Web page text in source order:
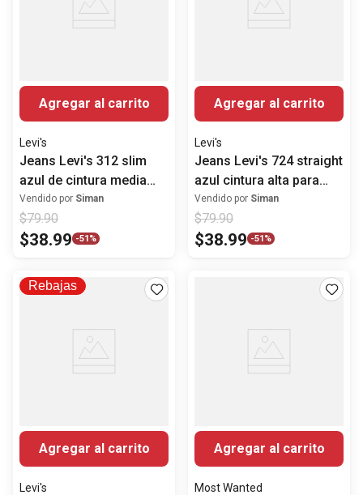
Agregar al carrito
Levi's
Jeans Levi's 312 slim
azul de cintura media
para mujer
Vendido por Siman
$79.90
$38.99 -51%
Agregar al carrito
Levi's
Jeans Levi's 724 straight
azul cintura alta para
mujer
Vendido por Siman
$79.90
$38.99 -51%
Rebajas
Agregar al carrito
Levi's
Agregar al carrito
Most Wanted